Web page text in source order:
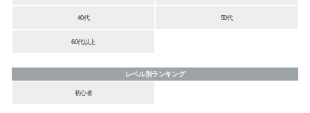
40代 50代
60代以上
レベル別ランキング
初心者